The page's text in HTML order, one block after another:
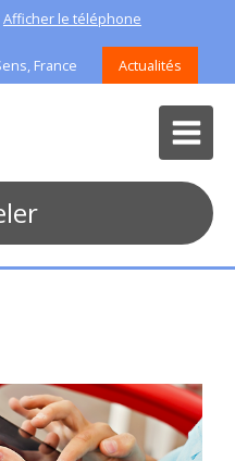
Afficher le téléphone
France Actualités